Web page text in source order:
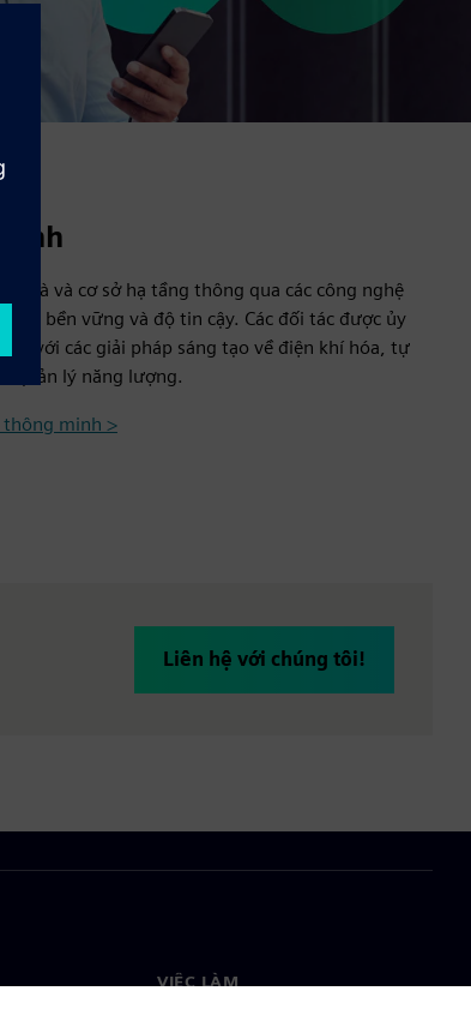
nhà và cơ sở hạ tầng thông qua các công nghệ
bền vững và độ tin cậy. Các đối tác được ủy
với các giải pháp sáng tạo về điện khí hóa, tự
quản lý năng lượng.
thông minh >
Liên hệ với chúng tôi!
VIỆC LÀM